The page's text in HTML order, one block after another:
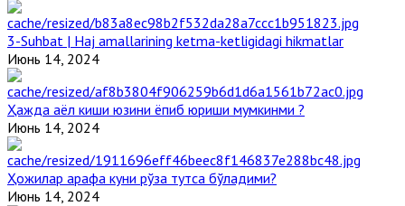
3-Suhbat | Haj amallarining ketma-ketligidagi hikmatlar
Июнь 14, 2024
Ҳажда аёл киши юзини ёпиб юриши мумкинми ?
Июнь 14, 2024
Ҳожилар арафа куни рўза тутса бўладими?
Июнь 14, 2024